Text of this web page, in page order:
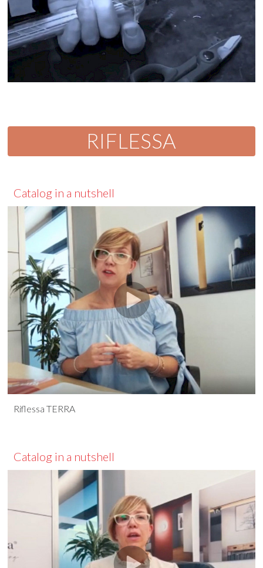
RIFLESSA
Catalog in a nutshell
Riflessa TERRA
Catalog in a nutshell